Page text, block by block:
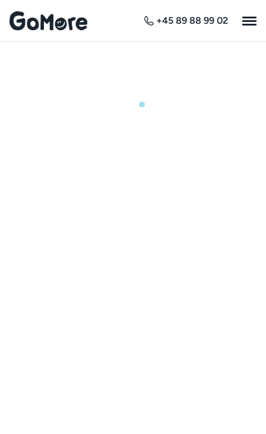
+45 89 88 99 02